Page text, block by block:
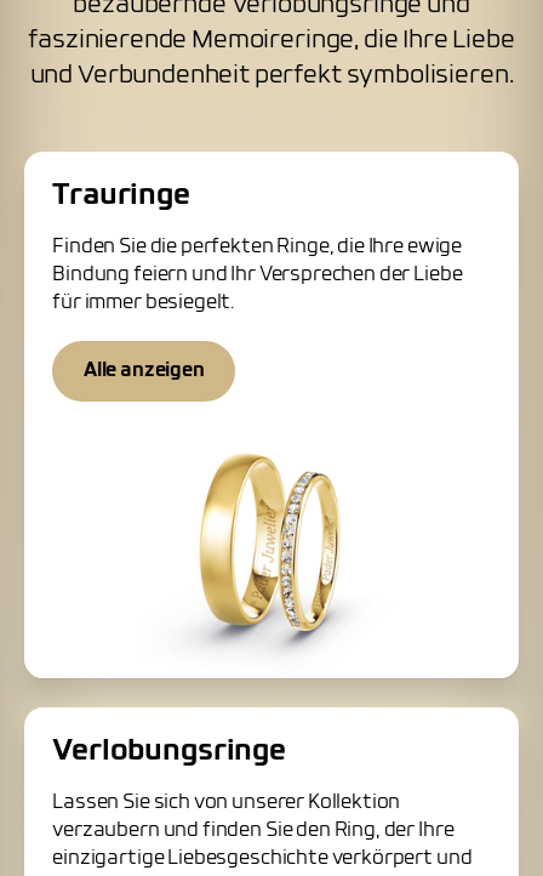
bezaubernde Verlobungsringe und
faszinierende Memoireringe, die Ihre Liebe
und Verbundenheit perfekt symbolisieren.
Trauringe
Finden Sie die perfekten Ringe, die Ihre ewige
Bindung feiern und Ihr Versprechen der Liebe
für immer besiegelt.
Alle anzeigen
Verlobungsringe
Lassen Sie sich von unserer Kollektion
verzaubern und finden Sie den Ring, der Ihre
einzigartige Liebesgeschichte verkörpert und